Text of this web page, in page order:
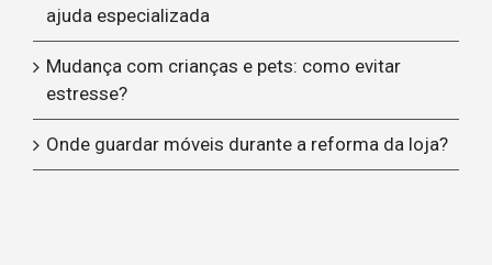
ajuda especializada
Mudança com crianças e pets: como evitar
estresse?
Onde guardar móveis durante a reforma da loja?